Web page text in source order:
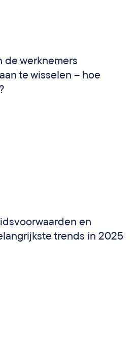
de werknemers
te wisselen – hoe
en
trends in 2025